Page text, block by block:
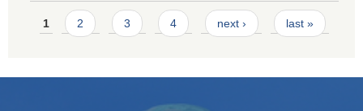
Pages
1 2 3 4 next › last »